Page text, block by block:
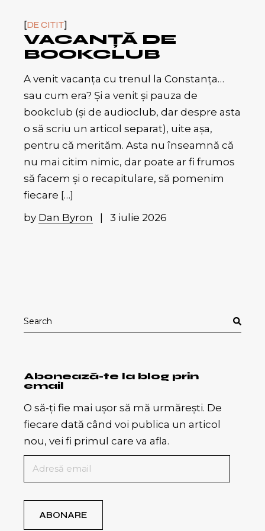
DE CITIT
VACANȚĂ DE
BOOKCLUB
A venit vacanța cu trenul la Constanța…
sau cum era? Și a venit și pauza de
bookclub (și de audioclub, dar despre asta
o să scriu un articol separat), uite așa,
pentru că merităm. Asta nu înseamnă că
nu mai citim nimic, dar poate ar fi frumos
să facem și o recapitulare, să pomenim
fiecare […]
by Dan Byron 3 iulie 2026
for:
Abonează-te la blog prin
email
O să-ți fie mai ușor să mă urmărești. De
fiecare dată când voi publica un articol
nou, vei fi primul care va afla.
Adresă
email
ABONARE